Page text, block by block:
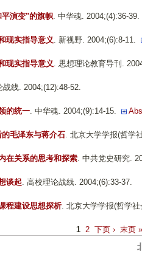
演变"的旗帜. 中华魂. 2004;(4):36-39.
现实指导意义. 新视野. 2004;(6):8-11.
现实指导意义. 思想理论教育导刊.
战线. 2004;(12):48-52.
的统一. 中华魂. 2004;(9):14-15.
毛泽东与蒋介石. 北京大学学报(哲学
在关系的思考和探索. 中共党史研究.
谈起. 高校理论战线. 2004;(6):33-37.
程建设思想探析. 北京大学学报(哲学
1 2 下页 › 末页 »